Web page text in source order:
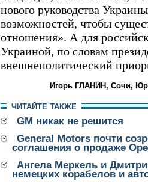
нового руководства
возможностей, чтобы
отношения». А для
Украиной, по словам
внешнеполитический
Игорь ГЛАНИН, Сочи,
ЧИТАЙТЕ ТАКЖЕ
GM никак не решится
General Motors почти
соглашения о продаже
Ангела Меркель и
немецких корабелов и